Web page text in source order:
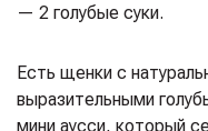
— 2 голубые суки.
Есть щенки с
выразительными
мини аусси, который